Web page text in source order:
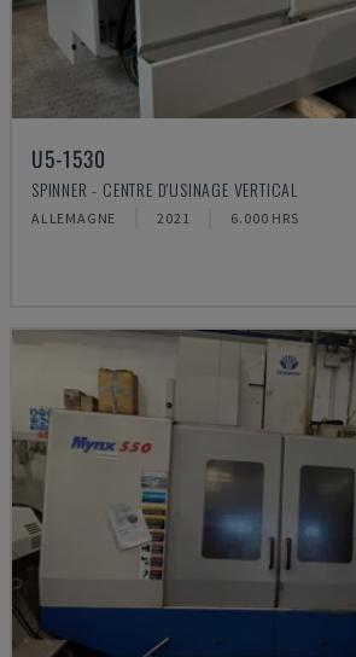
U5-1530
SPINNER - CENTRE D'USINAGE VERTICAL
ALLEMAGNE 2021 6.000 HRS